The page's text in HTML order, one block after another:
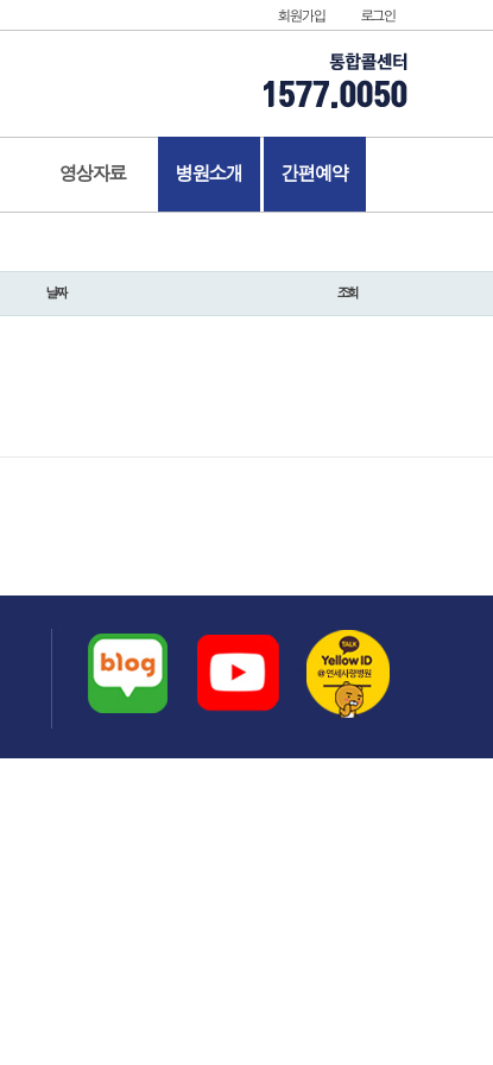
회원가입 로그인
영상자료 병원소개 간편예약
날짜 조회